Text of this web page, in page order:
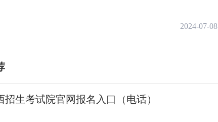
平运动队投档录取 7月15日10:30
专项计划投档录取 7月15日11:30
2024-07-08
招生考试院官网报名入口（电话）